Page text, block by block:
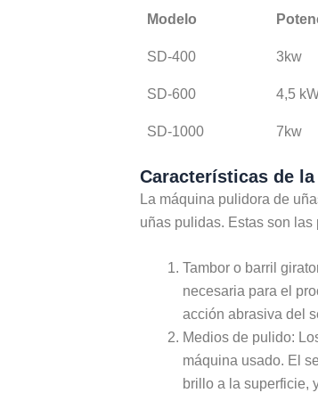
Modelo
SD-400 3kw
SD-600 4,5
SD-1000 7kw
Características de
La máquina pulidora de
uñas pulidas. Estas son
Tambor o barril
necesaria para el
acción abrasiva del
Medios de pulido:
máquina usado. El
brillo a la superficie,